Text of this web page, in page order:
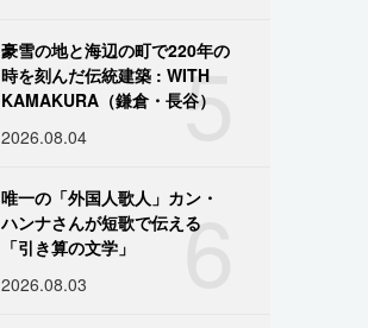
5
豪雪の地と海辺の町で220年の
時を刻んだ伝統建築 : WITH
KAMAKURA（鎌倉・長谷）
2026.08.04
6
唯一の「外国人歌人」カン・
ハンナさんが短歌で伝える
「引き算の文学」
2026.08.03